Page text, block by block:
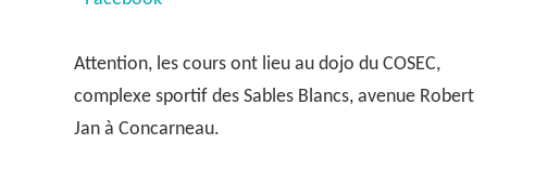
Attention, les cours ont lieu au dojo du COSEC,
complexe sportif des Sables Blancs, avenue Robert
Jan à Concarneau.